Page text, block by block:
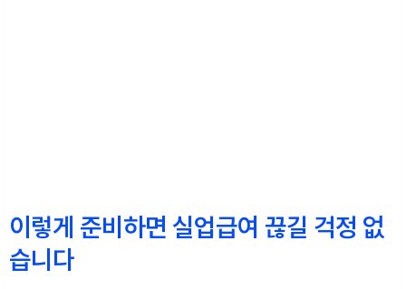
이렇게 준비하면 실업급여 끊길 걱정 없
습니다